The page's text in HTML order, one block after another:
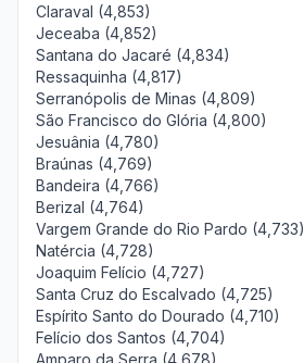
Claraval (4,853)
Jeceaba (4,852)
Santana do Jacaré (4,834)
Ressaquinha (4,817)
Serranópolis de Minas (4,809)
São Francisco do Glória (4,800)
Jesuânia (4,780)
Braúnas (4,769)
Bandeira (4,766)
Berizal (4,764)
Vargem Grande do Rio Pardo (4,733)
Natércia (4,728)
Joaquim Felício (4,727)
Santa Cruz do Escalvado (4,725)
Espírito Santo do Dourado (4,710)
Felício dos Santos (4,704)
Amparo da Serra (4,678)